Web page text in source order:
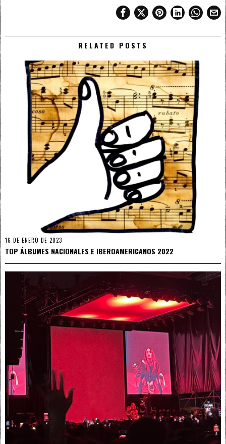
RELATED POSTS
16 DE ENERO DE 2023
TOP ÁLBUMES NACIONALES E IBEROAMERICANOS 2022